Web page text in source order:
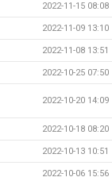
2022-11-15 08:08
2022-11-09 13:10
2022-11-08 13:51
2022-10-25 07:50
2022-10-20 14:09
2022-10-18 08:20
2022-10-13 10:51
2022-10-06 15:56